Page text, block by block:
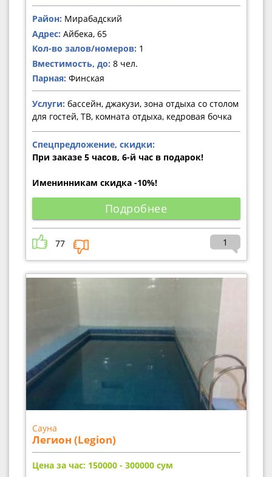
Район: Мирабадский
Адрес: Айбека, 65
Кол-во залов/номеров: 1
Вместимость, до: 8 чел.
Парная: Финская
Услуги: бассейн, джакузи, зона отдыха со столом
для гостей, ТВ, комната отдыха, кедровая бочка
Спецпредложение, скидки:
При заказе 5 часов, 6-й час в подарок!
Именинникам скидка -10%!
Подробнее
77 1
Сауна
Легион (Legion)
Цена за час: 150000 - 300000 сум